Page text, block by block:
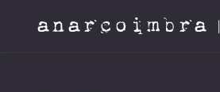
anarcoimbra